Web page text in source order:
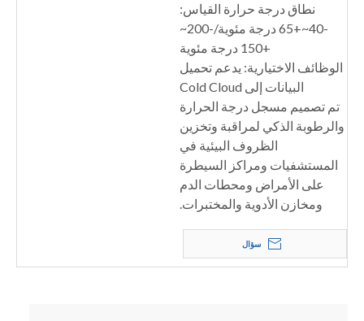
نطاق درجة حرارة القياس:
-40~+65 درجة مئوية/-200~
+150 درجة مئوية
الوظائف الاختيارية: يدعم تحميل
البيانات إلى Cold Cloud
تم تصميم مسجل درجة الحرارة
والرطوبة الذكي لمراقبة وتخزين
الظروف البيئية في
المستشفيات ومراكز السيطرة
على الأمراض ومحطات الدم
ومخازن الأدوية والمختبرات.
سؤال